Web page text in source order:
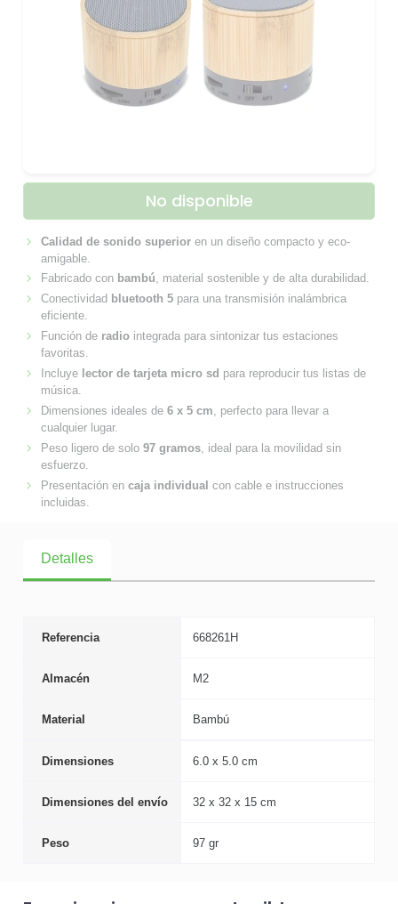
No disponible
Calidad de sonido superioren un diseño compacto y eco-
amigable.
Fabricado con bambú, material sostenible y de alta durabilidad.
Conectividad bluetooth 5para una transmisión inalámbrica
eficiente.
Función de radiointegrada para sintonizar tus estaciones
favoritas.
Incluye lector de tarjeta micro sd para reproducir tus listas de
música.
Dimensiones ideales de 6 x 5 cm , perfecto para llevar a
cualquier lugar.
Peso ligero de solo 97 gramos, ideal para la movilidad sin
esfuerzo.
Presentación en caja individual con cable e instrucciones
incluidas.
Detalles
Referencia 668261H
Almacén M2
Material Bambú
Dimensiones 6.0 x 5.0 cm
Dimensiones del envío 32 x 32 x 15 cm
Peso 97 gr